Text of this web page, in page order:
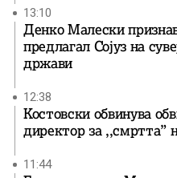
13:10
Денко Малески
предлагал Сојуз на
држави
12:38
Костовски обвинува
директор за ,,смртта”
11:44